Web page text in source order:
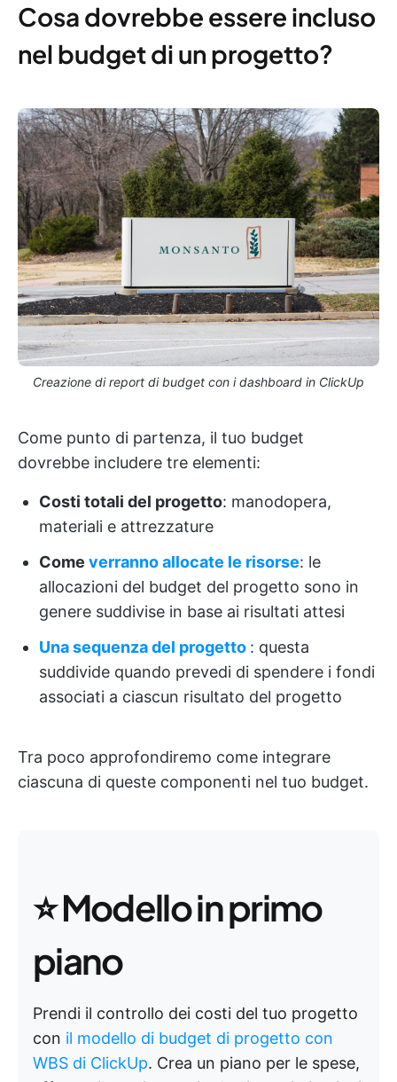
Cosa dovrebbe essere incluso
nel budget di un progetto?
Creazione di report di budget con i dashboard in ClickUp
Come punto di partenza, il tuo budget
dovrebbe includere tre elementi:
Costi totali del progetto: manodopera,
materiali e attrezzature
Come verranno allocate le risorse: le
allocazioni del budget del progetto sono in
genere suddivise in base ai risultati attesi
Una sequenza del progetto : questa
suddivide quando prevedi di spendere i fondi
associati a ciascun risultato del progetto
Tra poco approfondiremo come integrare
ciascuna di queste componenti nel tuo budget.
⭐ Modello in primo
piano
Prendi il controllo dei costi del tuo progetto
con il modello di budget di progetto con
WBS di ClickUp. Crea un piano per le spese,